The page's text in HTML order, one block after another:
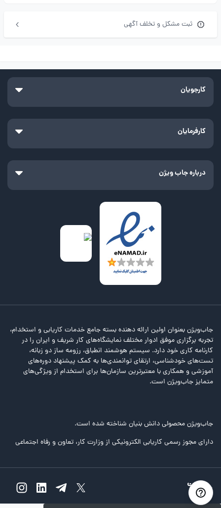
ثبت مشکل و تخلف آگهی
کارجویان
کارفرمایان
درباره جاب ویژن
جاب‌ویژن بعنوان اولین ارائه دهنده بسته جامع خدمات کاریابی و استخدام،
تجربه برگزاری موفق ادوار مختلف نمایشگاه‌های کار شریف و ایران را در
کارنامه کاری خود دارد. سیستم هوشمند انطباق، رزومه ساز دو زبانه،
تست‌های خودشناسی، ارتقای توانمندی‌ها به کمک پیشنهاد دوره‌های
آموزشی و همکاری با معتبرترین سازمان‌ها برای استخدام از ویژگی‌های
متمایز جاب‌ویژن است.
جاب‌ویژن محصولی دانش بنیان شناخته شده است.
دارای مجوز رسمی کاریابی الکترونیکی از وزارت کار، تعاون و رفاه اجتماعی